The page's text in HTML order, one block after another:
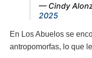
— Cindy
2025
En Los Abuelos se
antropomorfas, lo que